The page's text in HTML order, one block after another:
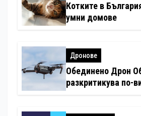
Котките в
умни домове
Дронове
Обединено Дрон
разкритикува по-